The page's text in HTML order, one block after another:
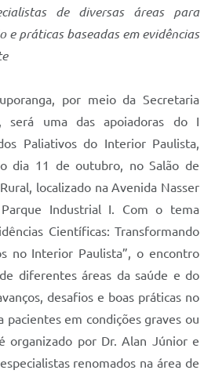
de diversas áreas para
e práticas baseadas em evidências
por meio da Secretaria
será uma das apoiadoras do I
Paliativos do Interior Paulista,
dia 11 de outubro, no Salão de
localizado na Avenida Nasser
Industrial I. Com o tema
Científicas: Transformando
no Interior Paulista”, o encontro
diferentes áreas da saúde e do
desafios e boas práticas no
pacientes em condições graves ou
organizado por Dr. Alan Júnior e
renomados na área de